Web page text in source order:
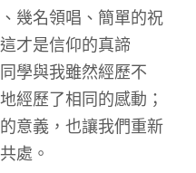
幾名領唱、簡單的祝
才是信仰的真諦
學與我雖然經歷不
經歷了相同的感動；
意義，也讓我們重新
處。